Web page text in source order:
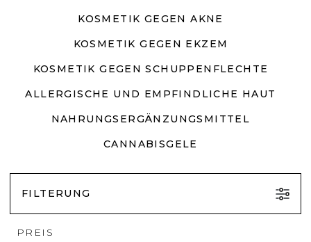
KOSMETIK GEGEN AKNE
KOSMETIK GEGEN EKZEM
KOSMETIK GEGEN SCHUPPENFLECHTE
ALLERGISCHE UND EMPFINDLICHE HAUT
NAHRUNGSERGÄNZUNGSMITTEL
CANNABISGELE
FILTERUNG
PREIS